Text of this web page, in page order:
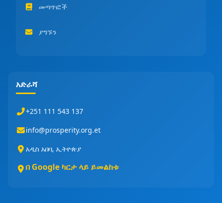
መጣጥፎች
ያግኙን
አድራሻ
+251 111 543 137
info@prosperity.org.et
አዲስ አበባ, ኢትዮጵያ
በ Google ካርታ ላይ ይመልከቱ